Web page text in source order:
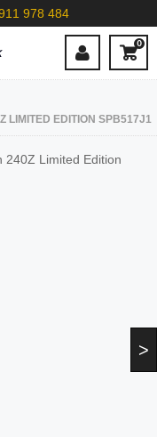
978 484
0
LIMITED EDITION SPB517J1